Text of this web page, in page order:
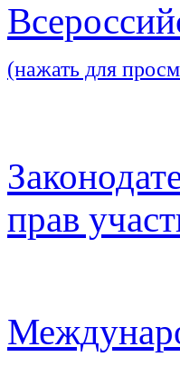
(нажать для
прав